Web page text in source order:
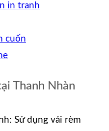
in tranh
cuốn
Thanh Nhàn
Sử dụng vải rèm